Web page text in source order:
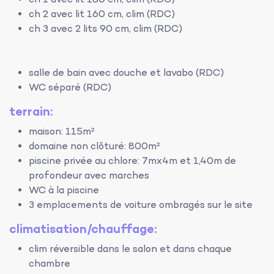
ch 2 avec lit 160 cm, clim (RDC)
ch 3 avec 2 lits 90 cm, clim (RDC)
salle de bain avec douche et lavabo (RDC)
WC séparé (RDC)
terrain:
maison: 115m²
domaine non clôturé: 800m²
piscine privée au chlore: 7mx4m et 1,40m de
profondeur avec marches
WC à la piscine
3 emplacements de voiture ombragés sur le site
climatisation/chauffage:
clim réversible dans le salon et dans chaque
chambre